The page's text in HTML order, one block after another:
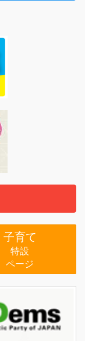
子育て
特設
ページ